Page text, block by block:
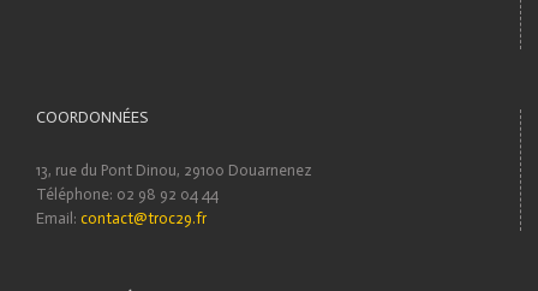
COORDONNÉES
13, rue du Pont Dinou, 29100 Douarnenez
Téléphone: 02 98 92 04 44
Email: contact@troc29.fr